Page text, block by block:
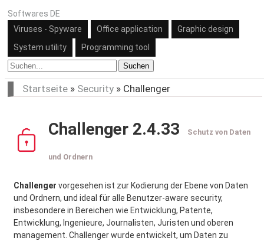
Softwares DE
Viruses - Spyware
Office application
Graphic design
System utility
Programming tool
Suchen
Startseite » Security » Challenger
Challenger 2.4.33 Schutz von Daten
und Ordnern
Challenger vorgesehen ist zur Kodierung der Ebene von Daten
und Ordnern, und ideal für alle Benutzer-aware security,
insbesondere in Bereichen wie Entwicklung, Patente,
Entwicklung, Ingenieure, Journalisten, Juristen und oberen
management. Challenger wurde entwickelt, um Daten zu